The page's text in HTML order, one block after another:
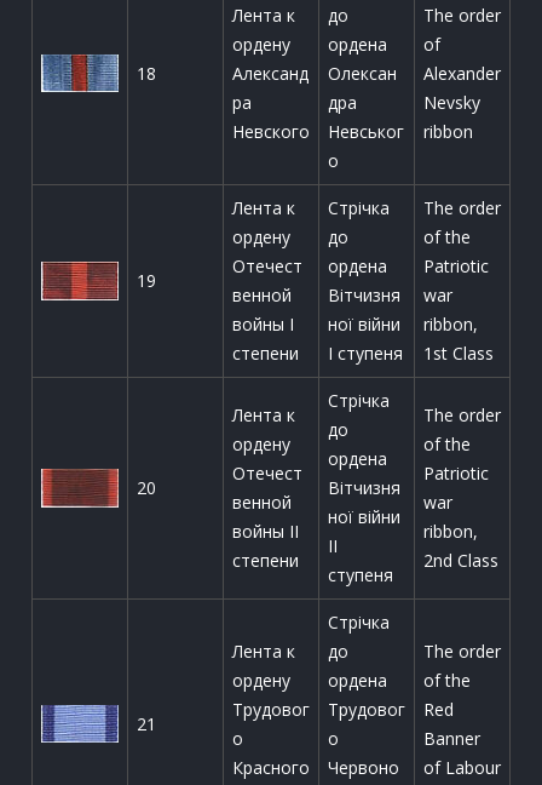
18
Лента к
ордену
Александ
ра
Невского
до
ордена
Олексан
дра
Невськог
о
The order
of
Alexander
Nevsky
ribbon
19
Лента к
ордену
Отечест
венной
войны I
степени
Стрічка
до
ордена
Вітчизня
ної війни
І ступеня
The order
of the
Patriotic
war
ribbon,
1st Class
20
Лента к
ордену
Отечест
венной
войны II
степени
Стрічка
до
ордена
Вітчизня
ної війни
ІІ
ступеня
The order
of the
Patriotic
war
ribbon,
2nd Class
21
Лента к
ордену
Трудовог
о
Красного
Стрічка
до
ордена
Трудовог
о
Червоно
The order
of the
Red
Banner
of Labour